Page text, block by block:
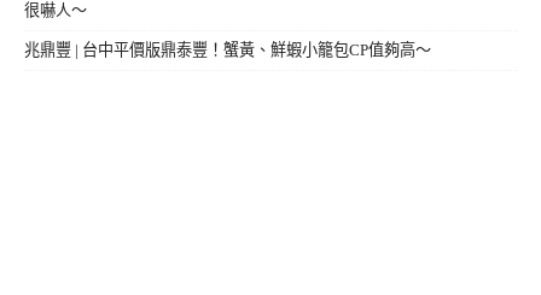
很嚇人～
兆鼎豐 | 台中平價版鼎泰豐！蟹黃、鮮蝦小籠包CP值夠高～